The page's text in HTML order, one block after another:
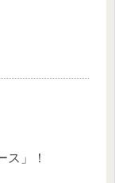
ス」！